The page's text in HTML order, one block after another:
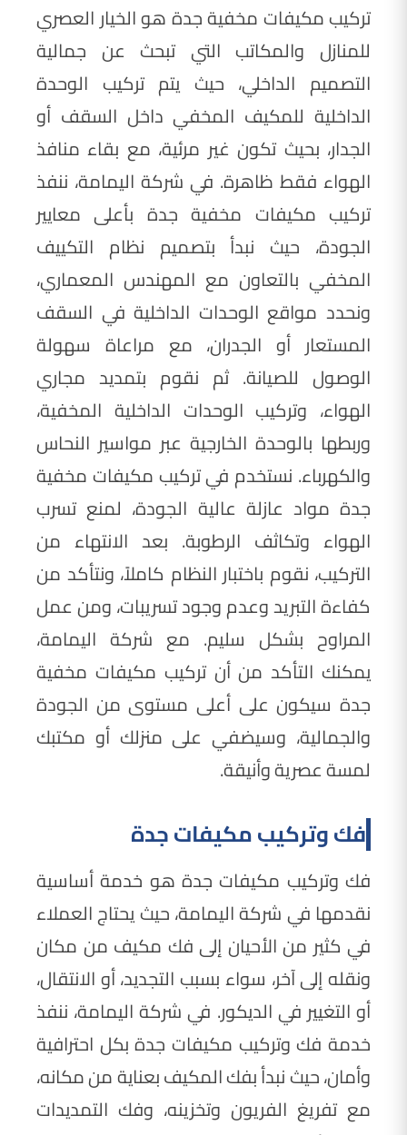
تركيب مكيفات مخفية جدة هو الخيار العصري
للمنازل والمكاتب التي تبحث عن جمالية
التصميم الداخلي، حيث يتم تركيب الوحدة
الداخلية للمكيف المخفي داخل السقف أو
الجدار، بحيث تكون غير مرئية، مع بقاء منافذ
الهواء فقط ظاهرة. في شركة اليمامة، ننفذ
تركيب مكيفات مخفية جدة بأعلى معايير
الجودة، حيث نبدأ بتصميم نظام التكييف
المخفي بالتعاون مع المهندس المعماري،
ونحدد مواقع الوحدات الداخلية في السقف
المستعار أو الجدران، مع مراعاة سهولة
الوصول للصيانة. ثم نقوم بتمديد مجاري
الهواء، وتركيب الوحدات الداخلية المخفية،
وربطها بالوحدة الخارجية عبر مواسير النحاس
والكهرباء. نستخدم في تركيب مكيفات مخفية
جدة مواد عازلة عالية الجودة، لمنع تسرب
الهواء وتكاثف الرطوبة. بعد الانتهاء من
التركيب، نقوم باختبار النظام كاملاً، ونتأكد من
كفاءة التبريد وعدم وجود تسريبات، ومن عمل
المراوح بشكل سليم. مع شركة اليمامة،
يمكنك التأكد من أن تركيب مكيفات مخفية
جدة سيكون على أعلى مستوى من الجودة
والجمالية، وسيضفي على منزلك أو مكتبك
لمسة عصرية وأنيقة.
فك وتركيب مكيفات جدة
فك وتركيب مكيفات جدة هو خدمة أساسية
نقدمها في شركة اليمامة، حيث يحتاج العملاء
في كثير من الأحيان إلى فك مكيف من مكان
ونقله إلى آخر، سواء بسبب التجديد، أو الانتقال،
أو التغيير في الديكور. في شركة اليمامة، ننفذ
خدمة فك وتركيب مكيفات جدة بكل احترافية
وأمان، حيث نبدأ بفك المكيف بعناية من مكانه،
مع تفريغ الفريون وتخزينه، وفك التمديدات